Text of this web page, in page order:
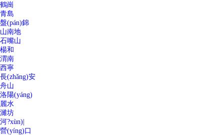
鶴崗
青島
盤(pán)錦
山南地
石嘴山
楊和
渭南
西寧
長(zhǎng)安
舟山
洛陽(yáng)
麗水
濰坊
河?xùn)|
營(yíng)口